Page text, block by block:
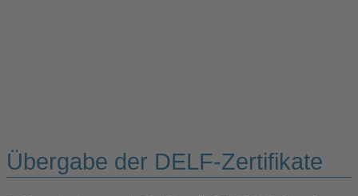
Übergabe der DELF-Zertifikate